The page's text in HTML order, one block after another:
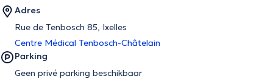
Adres
Rue de Tenbosch 85, Ixelles
Centre Médical Tenbosch-Châtelain
Parking
Geen privé parking beschikbaar